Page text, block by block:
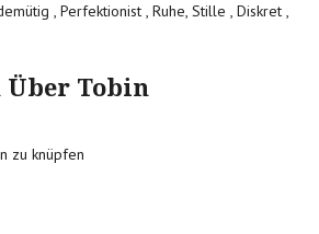
, Perfektionist , Ruhe, Stille , Diskret ,
Tobin
zu knüpfen